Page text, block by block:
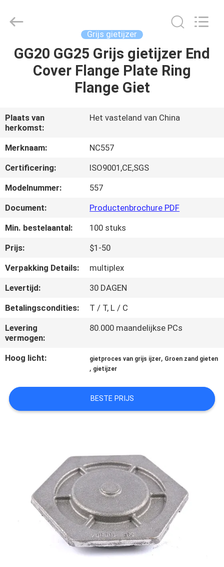
HUIS
PRODUCTEN
VIDEO'S
OVER
ONS
KWALITEITSCONTROLE
NEEM
MET
ONS
OP
NIEUWS
VRAAG
EEN
PRIVACYBELEID
CO.,LTD.
Grijs gietijzer
GG20 GG25 Grijs gietijzer End
Cover Flange Plate Ring
Flange Giet
Plaats van
herkomst:
Het vasteland van China
Merknaam:
NC557
Certificering:
ISO9001,CE,SGS
Modelnummer:
557
Document:
Productenbrochure PDF
Min. bestelaantal:
100 stuks
Prijs:
$1-50
Verpakking Details:
multiplex
Levertijd:
30 DAGEN
Betalingscondities:
T / T, L / C
Levering
vermogen:
80.000 maandelijkse PCs
Hoog licht: gietproces van grijs ijzer, Groen zand gieten
, gietijzer
BESTE PRIJS